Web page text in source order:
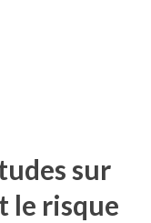
sur
le risque